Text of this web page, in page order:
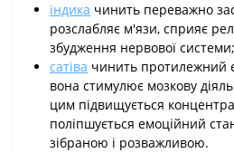
індика чинить переважно
розслабляє м'язи, сприяє
збудження нервової системи;
сатіва чинить протилежний
вона стимулює мозкову
цим підвищується
поліпшується емоційний
зібраною і розважливою.